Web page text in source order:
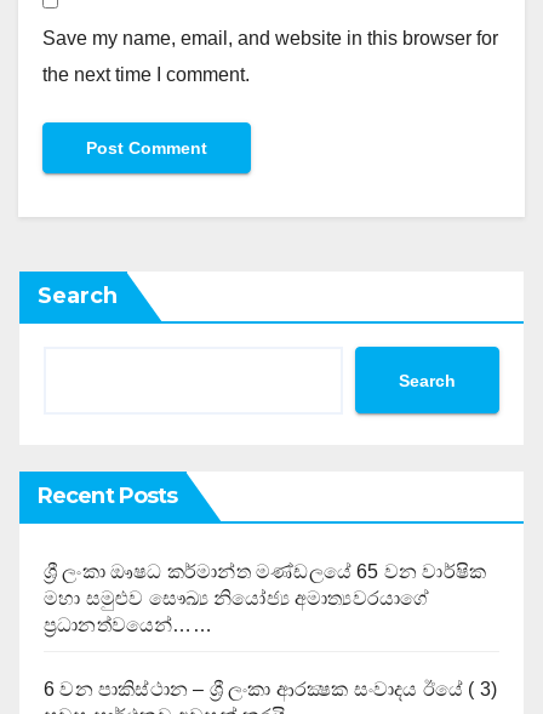
Save my name, email, and website in this browser for
the next time I comment.
Search
Search
Recent Posts
ශ්‍රී ලංකා ඖෂධ කර්මාන්ත මණ්ඩලයේ 65 වන වාර්ෂික
මහා සමුළුව සෞඛ්‍ය නියෝජ්‍ය අමාත්‍යවරයාගේ
ප්‍රධානත්වයෙන්……
6 වන පාකිස්ථාන – ශ්‍රී ලංකා ආරක්‍ෂක සංවාදය ඊයේ ( 3)